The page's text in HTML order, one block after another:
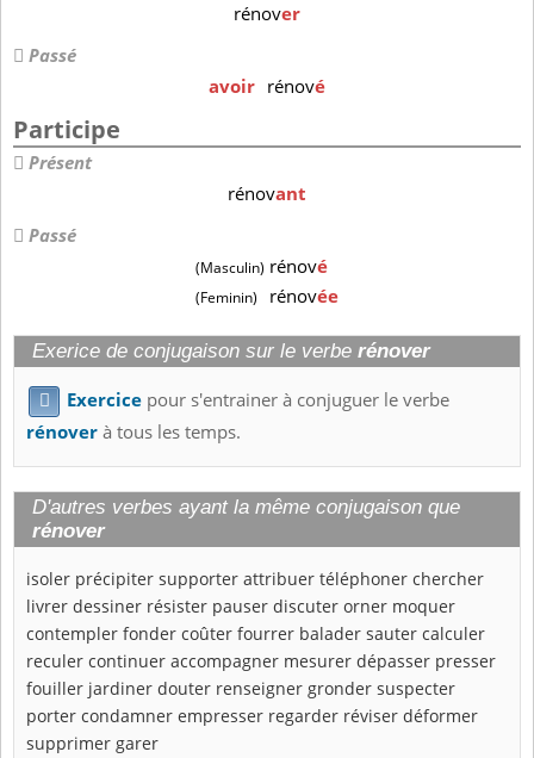
rénover
Passé
avoir rénové
Participe
Présent
rénovant
Passé
(Masculin) rénové
(Feminin) rénovée
Exerice de conjugaison sur le verbe rénover
 Exercice pour s'entrainer à conjuguer le verbe
rénoverà tous les temps.
D'autres verbes ayant la même conjugaison que
rénover
isoler précipiter supporter attribuer téléphoner chercher
livrer dessiner résister pauser discuter orner moquer
contempler fonder coûter fourrer balader sauter calculer
reculer continuer accompagner mesurer dépasser presser
fouiller jardiner douter renseigner gronder suspecter
porter condamner empresser regarder réviser déformer
supprimer garer